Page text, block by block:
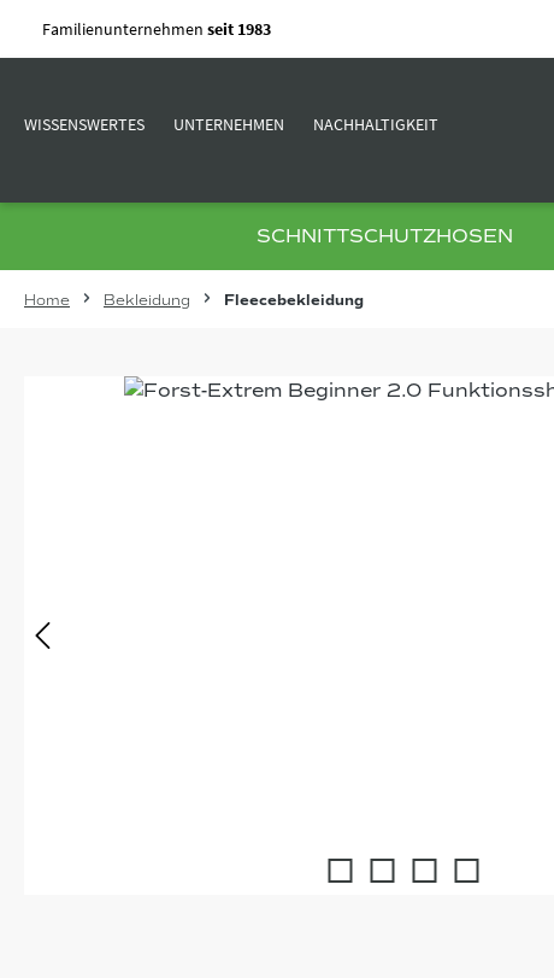
Hauptinhalt springen
Zur Suche springen
Zur Hauptnavigation springen
Familienunternehmen seit 1983
WISSENSWERTES UNTERNEHMEN NACHHALTIGKEIT
SCHNITTSCHUTZHOSEN
Home Bekleidung Fleecebekleidung
Bildergalerie überspringen